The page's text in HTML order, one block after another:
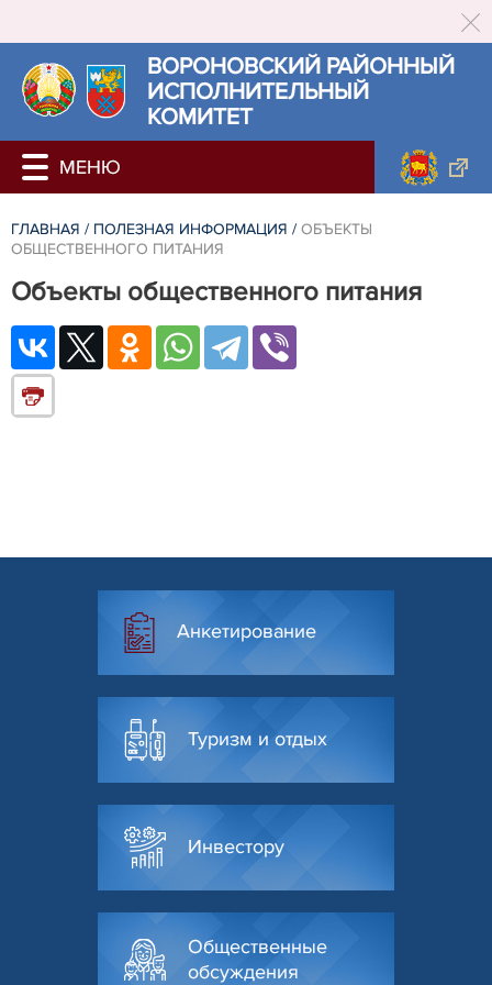
ВОРОНОВСКИЙ РАЙОННЫЙ
ИСПОЛНИТЕЛЬНЫЙ
КОМИТЕТ
ГЛАВНАЯ / ПОЛЕЗНАЯ ИНФОРМАЦИЯ / ОБЪЕКТЫ
ОБЩЕСТВЕННОГО ПИТАНИЯ
Объекты общественного питания
Анкетирование
Туризм и отдых
Инвестору
Общественные
обсуждения